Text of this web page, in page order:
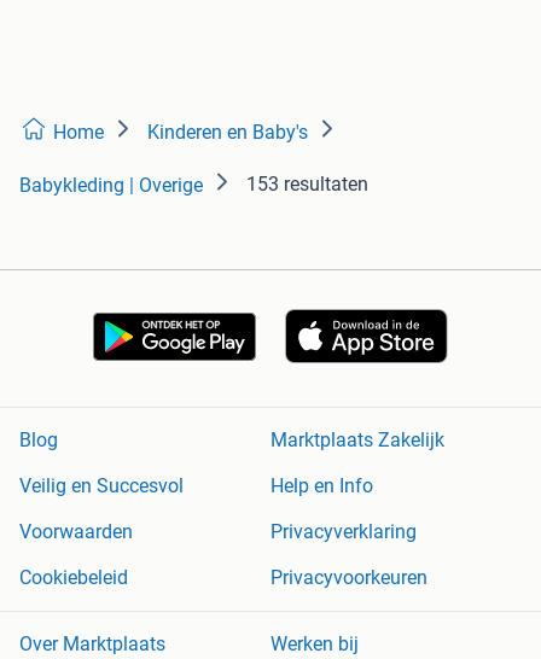
Home Kinderen en Baby's
Babykleding | Overige 153 resultaten
Blog
Marktplaats Zakelijk
Veilig en Succesvol
Help en Info
Voorwaarden
Privacyverklaring
Cookiebeleid
Privacyvoorkeuren
Over Marktplaats Werken bij